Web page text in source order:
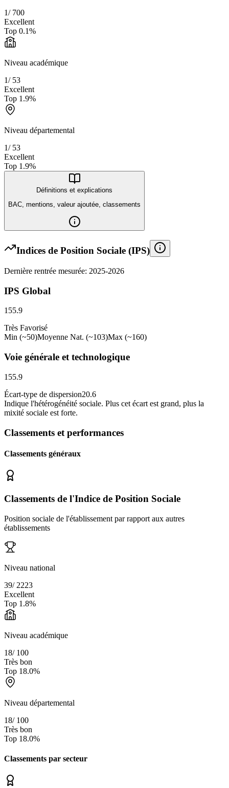
1/ 700
Excellent
Top 0.1%
Niveau académique
1/ 53
Excellent
Top 1.9%
Niveau départemental
1/ 53
Excellent
Top 1.9%
Définitions et explications
BAC, mentions, valeur ajoutée, classements
Indices de Position Sociale (IPS)
Dernière rentrée mesurée: 2025-2026
IPS Global
155.9
Très Favorisé
Min (~50)Moyenne Nat. (~103)Max (~160)
Voie générale et technologique
155.9
Écart-type de dispersion20.6
Indique l'hétérogénéité sociale. Plus cet écart est grand, plus la
mixité sociale est forte.
Classements et performances
Classements généraux
Classements de l'Indice de Position Sociale
Position sociale de l'établissement par rapport aux autres
établissements
Niveau national
39/ 2223
Excellent
Top 1.8%
Niveau académique
18/ 100
Très bon
Top 18.0%
Niveau départemental
18/ 100
Très bon
Top 18.0%
Classements par secteur